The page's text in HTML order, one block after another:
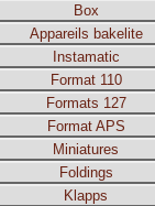
Box
Appareils bakelite
Instamatic
Format 110
Formats 127
Format APS
Miniatures
Foldings
Klapps